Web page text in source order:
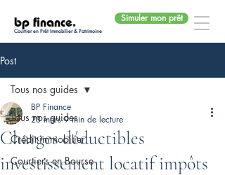
bp finance.
Courtier en Prêt Immobilier & Patrimoine
Simuler mon prêt
Post
Tous nos guides
Crédit immobilier
Courtiers en Bourse
Tous nos guides
Charges déductibles
investissement locatif impôts
BP Finance
23 mars 9 min de lecture